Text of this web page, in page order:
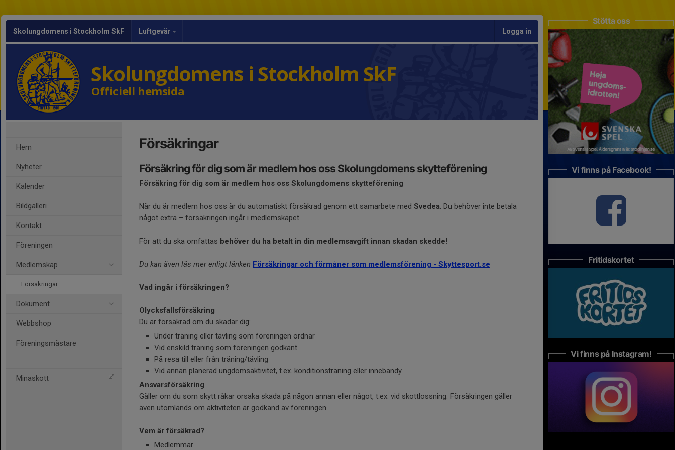
Skolungdomens i Stockholm SkF Luftgevär Logga in
Skolungdomens i Stockholm SkF
Officiell hemsida
Hem
Nyheter
Kalender
Bildgalleri
Kontakt
Föreningen
Medlemskap
Försäkringar
Dokument
Webbshop
Föreningsmästare
Minaskott
Försäkringar
Försäkring för dig som är medlem hos oss Skolungdomens skytteförening
Försäkring för dig som är medlem hos oss Skolungdomens skytteförening
När du är medlem hos oss är du automatiskt försäkrad genom ett samarbete med Svedea. Du behöver inte betala
något extra – försäkringen ingår i medlemskapet.
För att du ska omfattas behöver du ha betalt in din medlemsavgift innan skadan skedde!
Du kan även läs mer enligt länken Försäkringar och förmåner som medlemsförening - Skyttesport.se
Vad ingår i försäkringen?
Olycksfallsförsäkring
Du är försäkrad om du skadar dig:
Under träning eller tävling som föreningen ordnar
Vid enskild träning som föreningen godkänt
På resa till eller från träning/tävling
Vid annan planerad ungdomsaktivitet, t.ex. konditionsträning eller innebandy
Ansvarsförsäkring
Gäller om du som skytt råkar orsaka skada på någon annan eller något, t.ex. vid skottlossning. Försäkringen gäller
även utomlands om aktiviteten är godkänd av föreningen.
Vem är försäkrad?
Medlemmar
Stötta oss
Vi finns på Facebook!
Fritidskortet
Vi finns på Instagram!